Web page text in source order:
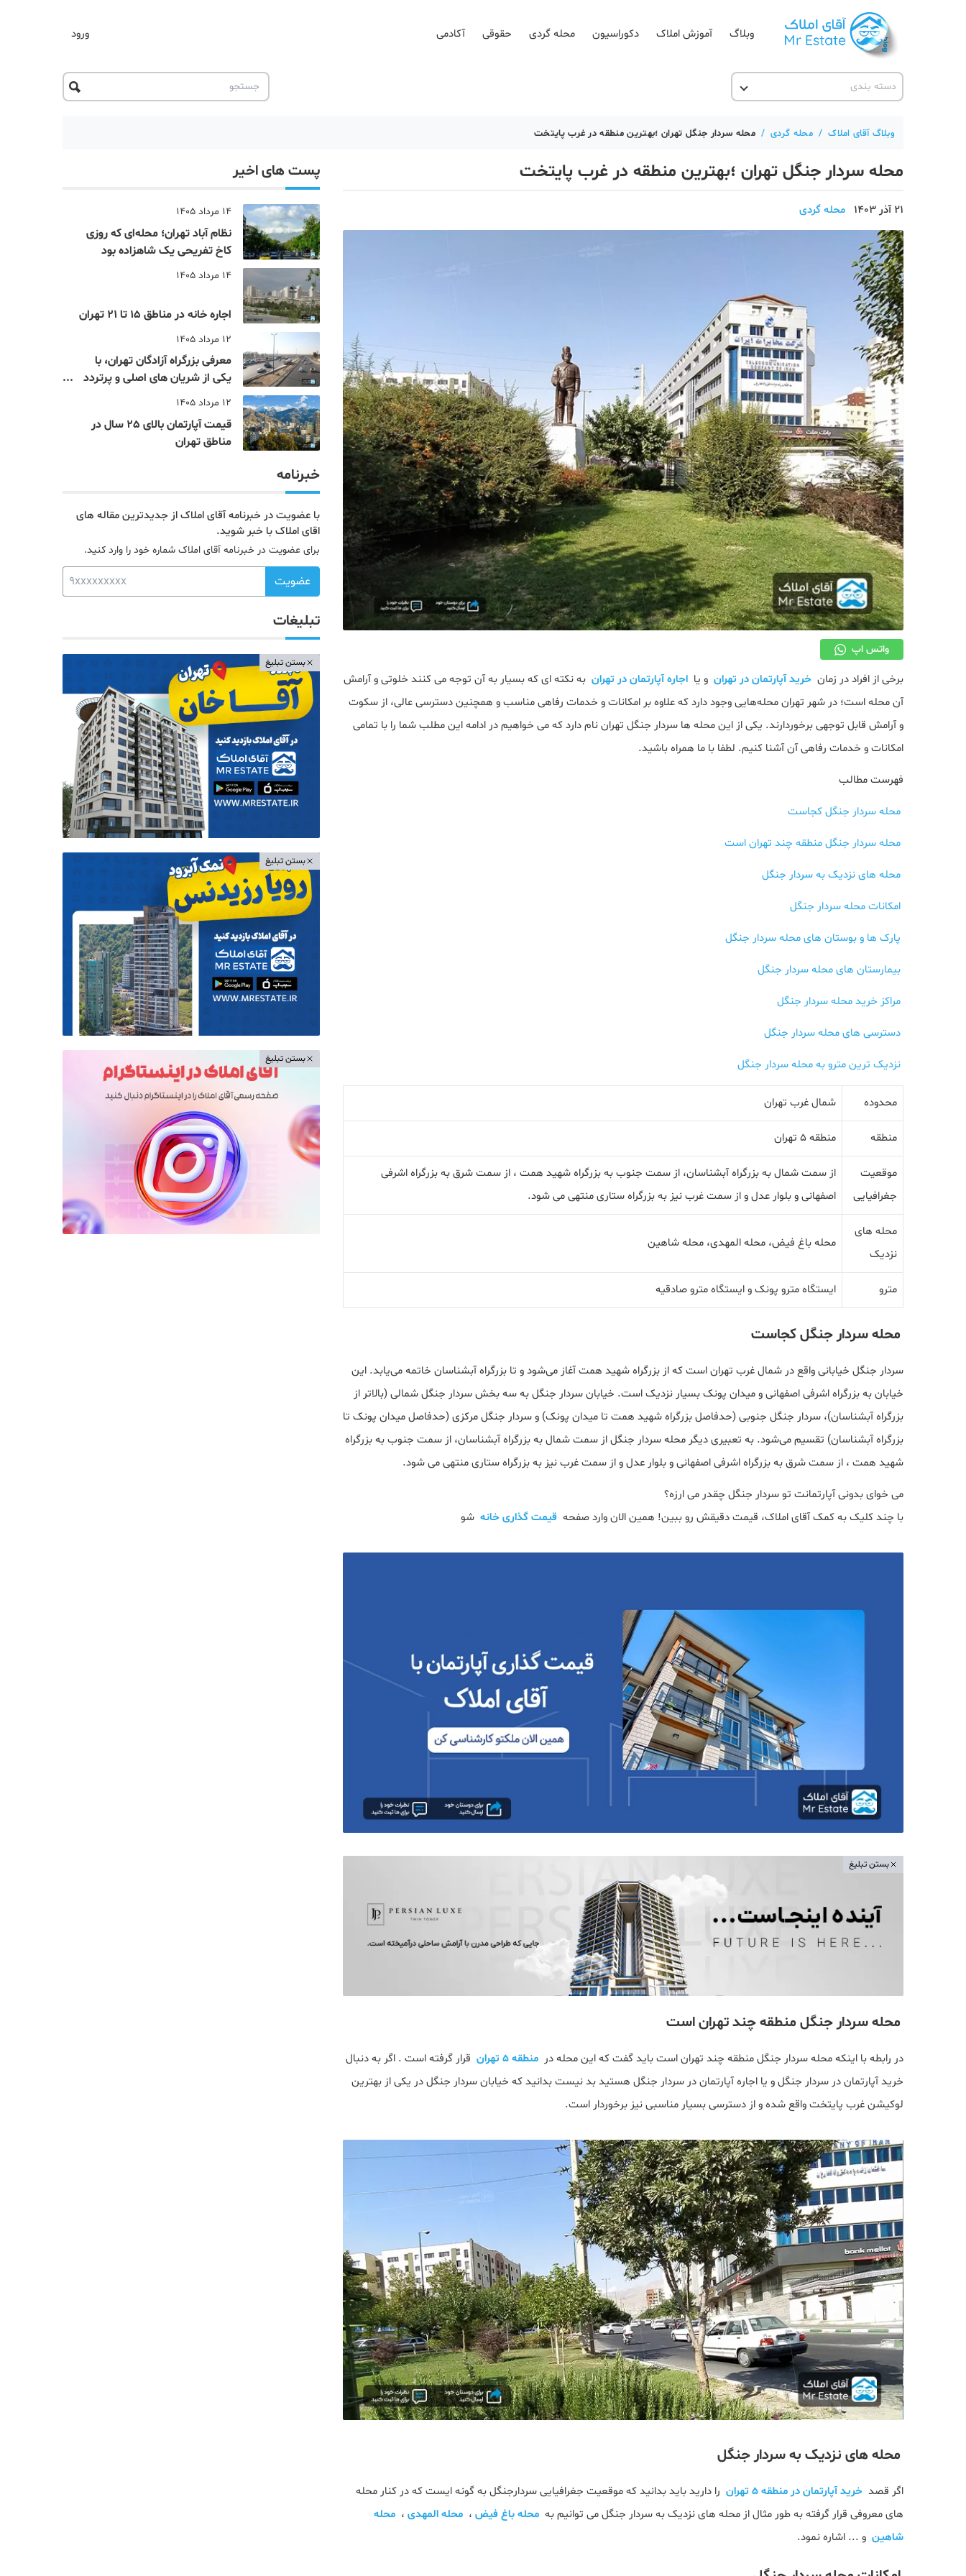
وبلاگ آموزش املاک دکوراسیون محله گردی حقوقی آکادمی ورود
دسته بندی
آقای مشاور املاک
آموزش پلتفرم آقای املاک
اخبار مسکن
تحلیل مسکن
حقوقی
دانستنی
دکوراسیون
صنعت ساختمان
محله گردی
معماری
ملکی
همایش و نمایشگاه
وبلاگ آقای املاک / محله گردی / محله سردار جنگل تهران ؛بهترین منطقه در غرب پایتخت
محله سردار جنگل تهران ؛بهترین منطقه در غرب پایتخت
21 آذر 1403 محله گردی
واتس اپ
برخی از افراد در زمان خرید آپارتمان در تهران و یا اجاره آپارتمان در تهران به نکته ای که بسیار به آن توجه می کنند خلوتی و آرامش
آن محله است؛ در شهر تهران محله‌هایی وجود دارد که علاوه بر امکانات و خدمات رفاهی مناسب و همچنین دسترسی عالی، از سکوت
و آرامش قابل توجهی برخوردارند. یکی از این محله ها سردار جنگل تهران نام دارد که می خواهیم در ادامه این مطلب شما را با تمامی
امکانات و خدمات رفاهی آن آشنا کنیم. لطفا با ما همراه باشید.
فهرست مطالب
محله سردار جنگل کجاست
محله سردار جنگل منطقه چند تهران است
محله های نزدیک به سردار جنگل
امکانات محله سردار جنگل
پارک ها و بوستان های محله سردار جنگل
بیمارستان های محله سردار جنگل
مراکز خرید محله سردار جنگل
دسترسی های محله سردار جنگل
نزدیک ترین مترو به محله سردار جنگل
محدوده شمال غرب تهران
منطقه منطقه 5 تهران
موقعیت
جغرافیایی
از سمت شمال به بزرگراه آبشناسان، از سمت جنوب به بزرگراه شهید همت ، از سمت شرق به بزرگراه اشرفی
اصفهانی و بلوار عدل و از سمت غرب نیز به بزرگراه ستاری منتهی می شود.
محله های
نزدیک
محله باغ فیض، محله المهدی، محله شاهین
مترو ایستگاه مترو پونک و ایستگاه مترو صادقیه
محله سردار جنگل کجاست
سردار جنگل خیابانی واقع در شمال غرب تهران است که از بزرگراه شهید همت آغاز می‌شود و تا بزرگراه آبشناسان خاتمه می‌یابد. این
خیابان به بزرگراه اشرفی اصفهانی و میدان پونک بسیار نزدیک است. خیابان سردار جنگل به سه بخش سردار جنگل شمالی (بالاتر از
بزرگراه آبشناسان)، سردار جنگل جنوبی (حدفاصل بزرگراه شهید همت تا میدان پونک) و سردار جنگل مرکزی (حدفاصل میدان پونک تا
بزرگراه آبشناسان) تقسیم می‌شود. به تعبیری دیگر محله سردار جنگل از سمت شمال به بزرگراه آبشناسان، از سمت جنوب به بزرگراه
شهید همت ، از سمت شرق به بزرگراه اشرفی اصفهانی و بلوار عدل و از سمت غرب نیز به بزرگراه ستاری منتهی می شود.
می خوای بدونی آپارتمانت تو سردار جنگل چقدر می ارزه؟
با چند کلیک به کمک آقای املاک، قیمت دقیقش رو ببین! همین الان وارد صفحه قیمت گذاری خانه شو
بستن تبلیغ
محله سردار جنگل منطقه چند تهران است
در رابطه با اینکه محله سردار جنگل منطقه چند تهران است باید گفت که این محله در منطقه 5 تهران
قرار گرفته است . اگر به دنبال
خرید آپارتمان در سردار جنگل و یا اجاره آپارتمان در سردار جنگل هستید بد نیست بدانید که خیابان سردار جنگل در یکی از بهترین
لوکیشن غرب پایتخت واقع شده و از دسترسی بسیار مناسبی نیز برخوردار است.
محله های نزدیک به سردار جنگل
اگر قصد خرید آپارتمان در منطقه 5 تهران
را دارید باید بدانید که موقعیت جغرافیایی سردارجنگل به گونه ایست که در کنار محله
های معروفی قرار گرفته به طور مثال از محله های نزدیک به سردار جنگل می توانیم به محله باغ فیض ، محله المهدی ، محله
شاهین و ... اشاره نمود.
پست های اخیر
14 مرداد 1405
نظام‌ آباد تهران؛ محله‌ای که روزی
کاخ تفریحی یک شاهزاده بود
14 مرداد 1405
اجاره خانه در مناطق 15 تا 21 تهران
12 مرداد 1405
معرفی بزرگراه آزادگان تهران، با
یکی از شریان های اصلی و پرتردد
جنوب پایتخت آشنا شوید
12 مرداد 1405
قیمت آپارتمان بالای 25 سال در
مناطق تهران
خبرنامه
با عضویت در خبرنامه آقای املاک از جدیدترین مقاله های
اقای املاک با خبر شوید.
برای عضویت در خبرنامه آقای املاک شماره خود را وارد کنید.
عضویت
تبلیغات
بستن تبلیغ
بستن تبلیغ
بستن تبلیغ